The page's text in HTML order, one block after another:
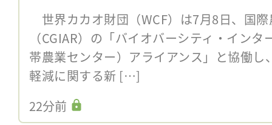
世界カカオ財団（WCF）は7月8日、国
（CGIAR）の「バイオバーシティ・イン
帯農業センター）アライアンス」と協働
軽減に関する新 […]
22分前